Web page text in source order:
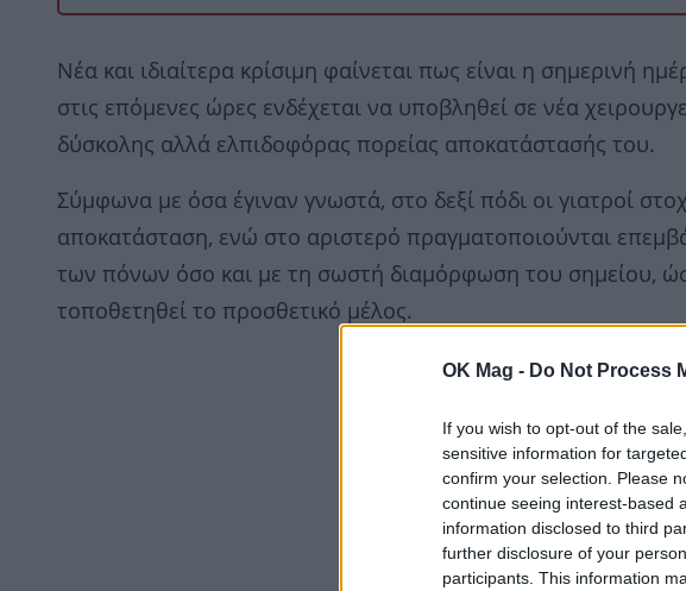
OK Mag - Do Not Process
If you wish to opt-out of the
sensitive information for
confirm your selection. Please
continue seeing interest-based
information disclosed to third
further disclosure of your
participants. This information
Νέα και ιδιαίτερα κρίσιμη φαίνεται πως είναι η σημερινή
στις επόμενες ώρες ενδέχεται να υποβληθεί σε νέα
δύσκολης αλλά ελπιδοφόρας πορείας αποκατάστασής του.
Σύμφωνα με όσα έγιναν γνωστά, στο δεξί πόδι οι γιατροί
αποκατάσταση, ενώ στο αριστερό πραγματοποιούνται
των πόνων όσο και με τη σωστή διαμόρφωση του σημείου,
τοποθετηθεί το προσθετικό μέλος.